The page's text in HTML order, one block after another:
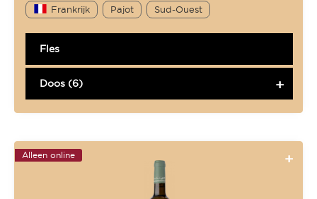
Frankrijk Pajot Sud-Ouest
Fles
Doos (6)
Alleen online